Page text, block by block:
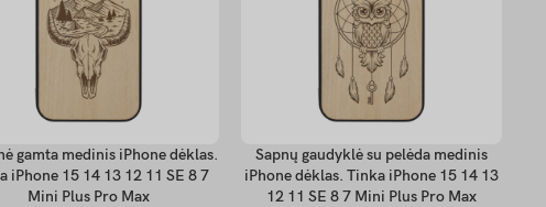
SAVYBES
gamta medinis iPhone dėklas.
iPhone 15 14 13 12 11 SE 8 7
Mini Plus Pro Max
PASIRINKTI SAVYBES
Sapnų gaudyklė su pelėda medinis
iPhone dėklas. Tinka iPhone 15 14 13
12 11 SE 8 7 Mini Plus Pro Max